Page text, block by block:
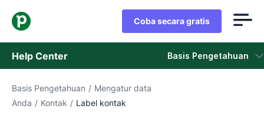
Coba secara gratis
Help Center Basis Pengetahuan
Basis Pengetahuan
Basis Pengetahuan / Mengatur data
Anda / Kontak / Label kontak